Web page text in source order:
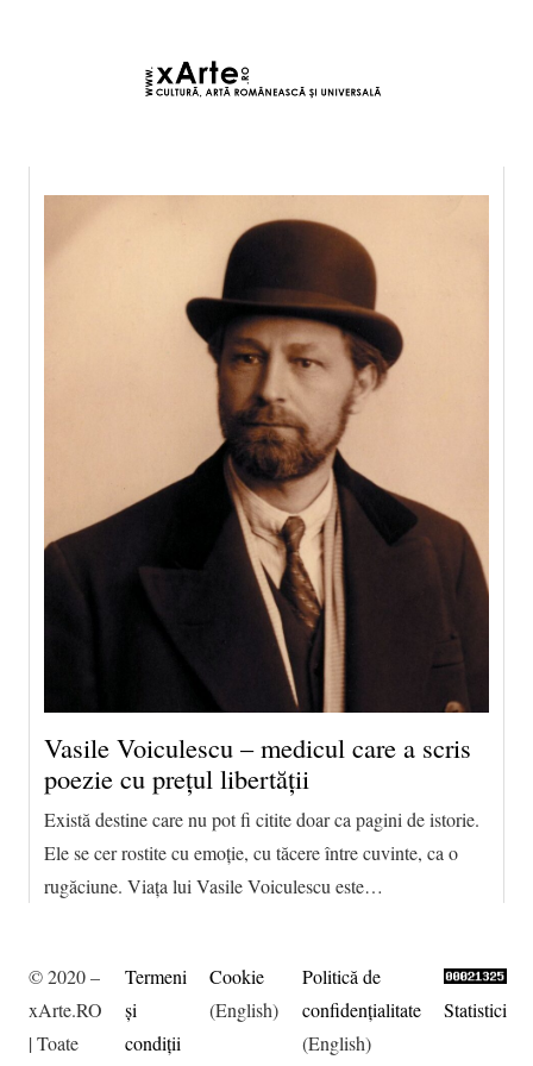
Vasile Voiculescu – medicul care a scris
poezie cu prețul libertății
Există destine care nu pot fi citite doar ca pagini de istorie.
Ele se cer rostite cu emoție, cu tăcere între cuvinte, ca o
rugăciune. Viața lui Vasile Voiculescu este…
© 2020 –
xArte.RO
| Toate
Termeni
şi
condiţii
Cookie
(English)
Politică de
confidențialitate
(English)
Statistici